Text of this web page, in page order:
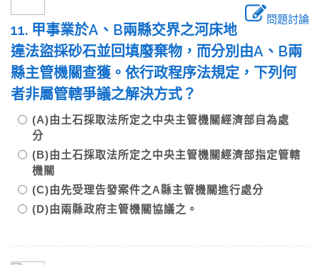
問題討論
11. 甲事業於A、B兩縣交界之河床地
違法盜採砂石並回填廢棄物，而分別由A、B兩
縣主管機關查獲。依行政程序法規定，下列何
者非屬管轄爭議之解決方式？
(A)由土石採取法所定之中央主管機關經濟部自為處
分
(B)由土石採取法所定之中央主管機關經濟部指定管轄
機關
(C)由先受理告發案件之A縣主管機關進行處分
(D)由兩縣政府主管機關協議之。